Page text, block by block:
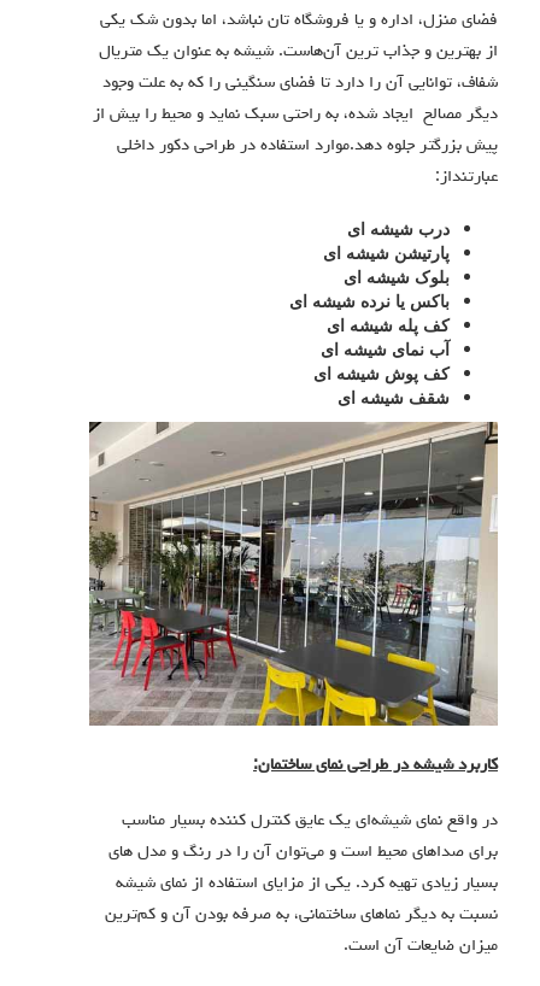
فضای منزل، اداره و یا فروشگاه تان نباشد، اما بدون شک یکی
از بهترین و جذاب ترین آن‌هاست. شیشه به عنوان یک متریال
شفاف، توانایی آن را دارد تا فضای سنگینی را که به علت وجود
دیگر مصالح ایجاد شده، به راحتی سبک نماید و محیط را بیش از
پیش بزرگتر جلوه دهد.موارد استفاده در طراحی دکور داخلی
عبارتنداز:
درب شیشه ای
پارتیشن شیشه ای
بلوک شیشه ای
باکس یا نرده شیشه ای
کف پله شیشه ای
آب نمای شیشه ای
کف پوش شیشه ای
شقف شیشه ای
کاربرد شیشه در طراحی نمای ساختمان:
در واقع نمای شیشه‌ای یک عایق کنترل کننده بسیار مناسب
برای صداهای محیط است و می‌توان آن را در رنگ و مدل های
بسیار زیادی تهیه کرد. یکی از مزایای استفاده از نمای شیشه
نسبت به دیگر نماهای ساختمانی، به صرفه بودن آن و کم‌ترین
میزان ضایعات آن است.